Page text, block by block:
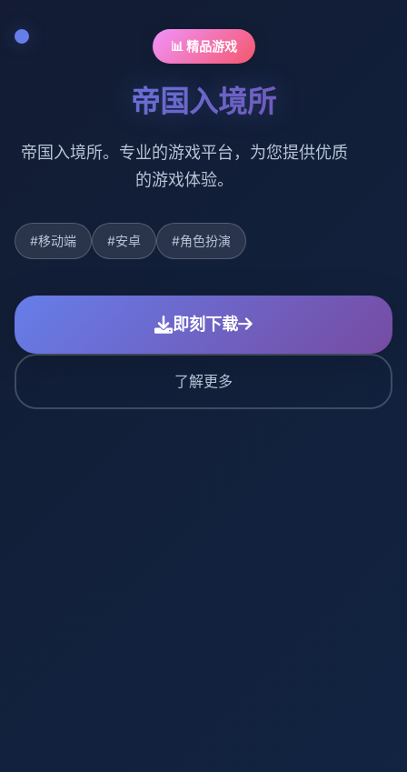
📊 精品游戏
帝国入境所
帝国入境所。专业的游戏平台，为您提供优质
的游戏体验。
#移动端 #安卓 #角色扮演
即刻下载
了解更多